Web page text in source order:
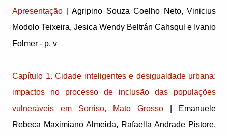
Apresentação | Agripino Souza Coelho Neto, Vinicius
Modolo Teixeira, Jesica Wendy Beltrán Cahsqul e Ivanio
Folmer - p. v
Capítulo 1. Cidade inteligentes e desigualdade urbana:
impactos no processo de inclusão das populações
vulneráveis em Sorriso, Mato Grosso | Emanuele
Rebeca Maximiano Almeida, Rafaella Andrade Pistore,